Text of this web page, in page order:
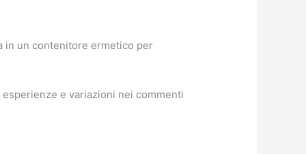
in un contenitore ermetico per
e variazioni nei commenti